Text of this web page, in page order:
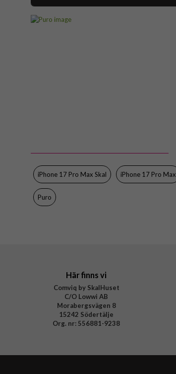
iPhone 17 Pro Max Skal iPhone 17 Pro Max
Puro
Här finns vi
Comviq by SkalHuset
C/O Lowwi AB
Morabergsvägen 8
15242 Södertälje
Org. nr: 556881-9238